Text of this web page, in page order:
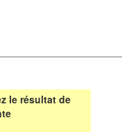
le résultat de